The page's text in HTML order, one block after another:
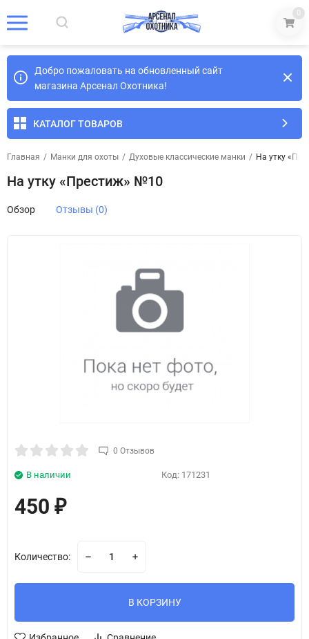
0
Добро пожаловать на обновленный сайт
магазина Арсенал Охотника!
КАТАЛОГ ТОВАРОВ
Главная / Манки для охоты / Духовые классические манки / На утку
На утку «Престиж» №10
Обзор Отзывы (0)
0 Отзывов
Код: 171231
В наличии
450 ₽
Количество:
В КОРЗИНУ